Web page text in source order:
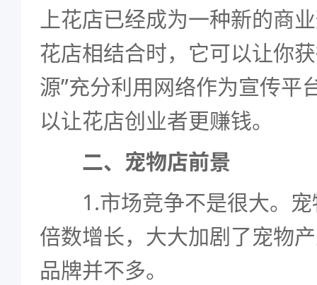
上花店已经成为一种新的商
花店相结合时，它可以让你
源”充分利用网络作为宣传平
以让花店创业者更赚钱。
二、宠物店前景
1.市场竞争不是很大。宠
倍数增长，大大加剧了宠物
品牌并不多。